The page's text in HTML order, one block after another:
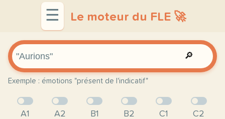
☰ Le moteur du FLE 🚀
🔎
Exemple : émotions "présent de l'indicatif"
A1 A2 B1 B2 C1 C2